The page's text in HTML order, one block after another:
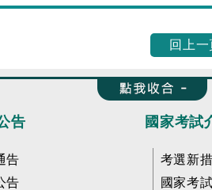
回上一
收合 FatFooter
告
告
告
國家考試
考選新
國家考